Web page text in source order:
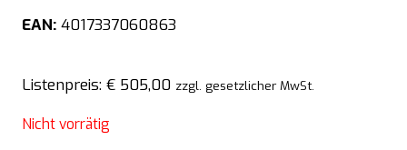
EAN: 4017337060863
Listenpreis: € 505,00 zzgl. gesetzlicher MwSt.
Nicht vorrätig